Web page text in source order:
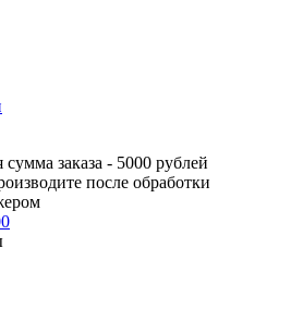
заказа - 5000 рублей
после обработки